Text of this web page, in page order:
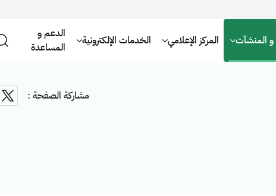
المنشآت المركز الإعلامي الخدمات الإلكترونية
الدعم و
المساعدة
مشاركة الصفحة :